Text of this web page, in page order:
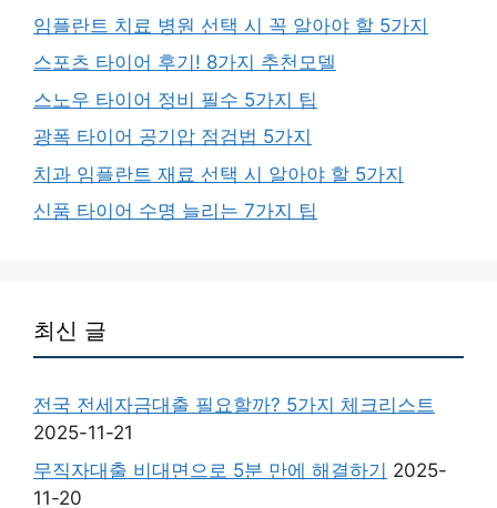
임플란트 치료 병원 선택 시 꼭 알아야 할 5가지
스포츠 타이어 후기! 8가지 추천모델
스노우 타이어 정비 필수 5가지 팁
광폭 타이어 공기압 점검법 5가지
치과 임플란트 재료 선택 시 알아야 할 5가지
신품 타이어 수명 늘리는 7가지 팁
최신 글
전국 전세자금대출 필요할까? 5가지 체크리스트
2025-11-21
무직자대출 비대면으로 5분 만에 해결하기 2025-
11-20